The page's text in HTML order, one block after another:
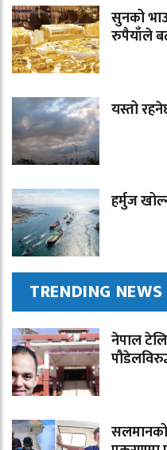
सुनको
रुपैयाँले
यस्तो
हर्मुज
TRENDING NEWS
नेपाल
सलमानको